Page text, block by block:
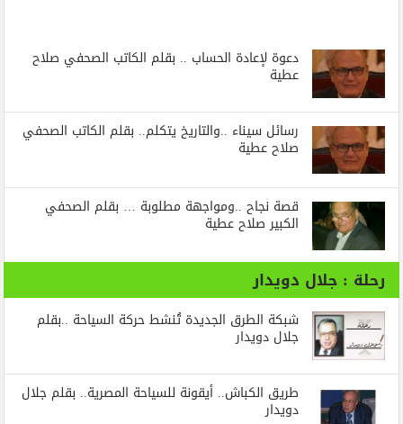
دعوة لإعادة الحساب .. بقلم الكاتب الصحفي صلاح
عطية
رسائل‭ ‬سيناء‭.. ‬والتاريخ‭ ‬يتكلم.. بقلم الكاتب الصحفي
صلاح عطية
قصة نجاح ..ومواجهة مطلوبة … بقلم الصحفي
الكبير صلاح عطية
رحلة : جلال دويدار
شبكة الطرق الجديدة تُنشط حركة السياحة ..بقلم
جلال دويدار
طريق الكباش.. أيقونة للسياحة المصرية.. بقلم جلال
دويدار